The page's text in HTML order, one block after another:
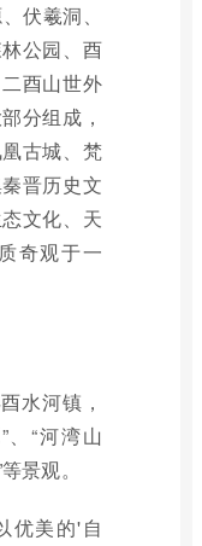
伏羲洞、
公园、酉
酉山世外
分组成，
古城、梵
晋历史文
文化、天
奇观于一
水河镇，
、“河湾山
景观。
优美的'自